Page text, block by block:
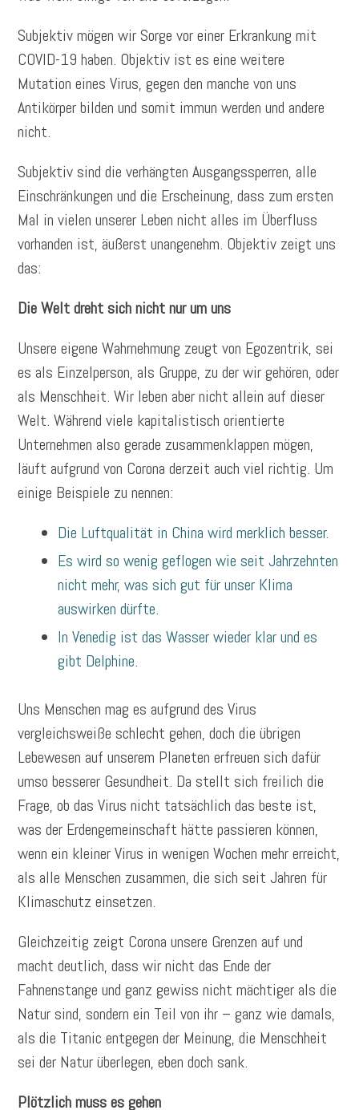
Subjektiv mögen wir Sorge vor einer Erkrankung mit
COVID-19 haben. Objektiv ist es eine weitere
Mutation eines Virus, gegen den manche von uns
Antikörper bilden und somit immun werden und andere
nicht.
Subjektiv sind die verhängten Ausgangssperren, alle
Einschränkungen und die Erscheinung, dass zum ersten
Mal in vielen unserer Leben nicht alles im Überfluss
vorhanden ist, äußerst unangenehm. Objektiv zeigt uns
das:
Die Welt dreht sich nicht nur um uns
Unsere eigene Wahrnehmung zeugt von Egozentrik, sei
es als Einzelperson, als Gruppe, zu der wir gehören, oder
als Menschheit. Wir leben aber nicht allein auf dieser
Welt. Während viele kapitalistisch orientierte
Unternehmen also gerade zusammenklappen mögen,
läuft aufgrund von Corona derzeit auch viel richtig. Um
einige Beispiele zu nennen:
Die Luftqualität in China wird merklich besser.
Es wird so wenig geflogen wie seit Jahrzehnten
nicht mehr, was sich gut für unser Klima
auswirken dürfte.
In Venedig ist das Wasser wieder klar und es
gibt Delphine.
Uns Menschen mag es aufgrund des Virus
vergleichsweiße schlecht gehen, doch die übrigen
Lebewesen auf unserem Planeten erfreuen sich dafür
umso besserer Gesundheit. Da stellt sich freilich die
Frage, ob das Virus nicht tatsächlich das beste ist,
was der Erdengemeinschaft hätte passieren können,
wenn ein kleiner Virus in wenigen Wochen mehr erreicht,
als alle Menschen zusammen, die sich seit Jahren für
Klimaschutz einsetzen.
Gleichzeitig zeigt Corona unsere Grenzen auf und
macht deutlich, dass wir nicht das Ende der
Fahnenstange und ganz gewiss nicht mächtiger als die
Natur sind, sondern ein Teil von ihr – ganz wie damals,
als die Titanic entgegen der Meinung, die Menschheit
sei der Natur überlegen, eben doch sank.
Plötzlich muss es gehen